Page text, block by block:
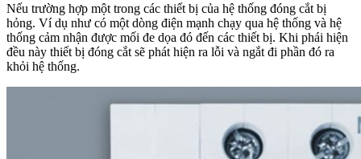
Nếu trường hợp một trong các thiết bị của hệ thống đóng cắt bị
hỏng. Ví dụ như có một dòng điện mạnh chạy qua hệ thống và hệ
thống cảm nhận được mối đe dọa đó đến các thiết bị. Khi phái hiện
đều này thiết bị đóng cắt sẽ phát hiện ra lỗi và ngắt đi phần đó ra
khỏi hệ thống.